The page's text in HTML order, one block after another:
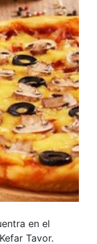
en el
Tavor.